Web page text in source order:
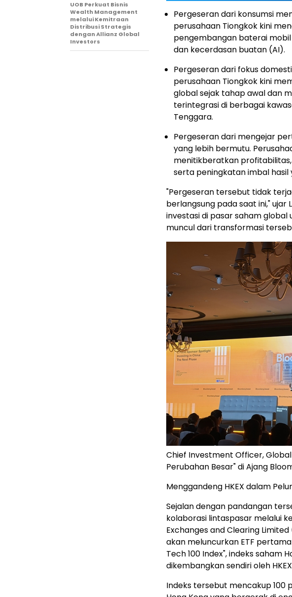
Pergeseran dari konsumsi
perusahaan Tiongkok kini
pengembangan baterai
dan kecerdasan buatan (AI).
Pergeseran dari fokus
perusahaan Tiongkok kini
global sejak tahap awal dan
terintegrasi di berbagai
Tenggara.
Pergeseran dari mengejar
yang lebih bermutu.
menitikberatkan
serta peningkatan imbal hasil
"Pergeseran tersebut tidak
berlangsung pada saat ini," ujar
investasi di pasar saham
muncul dari transformasi
Chief Investment Officer, Global
Perubahan Besar" di Ajang
Menggandeng HKEX dalam
Sejalan dengan pandangan
kolaborasi lintaspasar melalui
Exchanges and Clearing Limited
akan meluncurkan ETF
Tech 100 Index", indeks saham
dikembangkan sendiri oleh
Indeks tersebut mencakup 100
UOB Perkuat Bisnis
Wealth Management
melalui Kemitraan
Distribusi Strategis
dengan Allianz Global
Investors